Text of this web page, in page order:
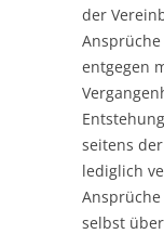
der
entgegen
seitens
lediglich
selbst